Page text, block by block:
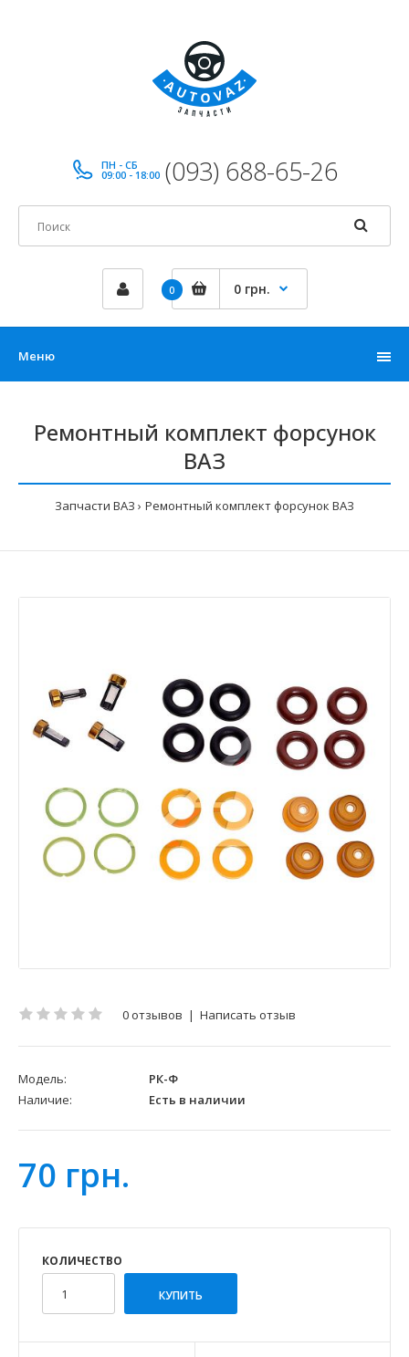
ПН - СБ
09:00 - 18:00 (093) 688-65-26
0 0 грн.
Меню
Ремонтный комплект форсунок
ВАЗ
Запчасти ВАЗ Ремонтный комплект форсунок ВАЗ
0 отзывов | Написать отзыв
Модель:
РК-Ф
Наличие:
Есть в наличии
70 грн.
КОЛИЧЕСТВО